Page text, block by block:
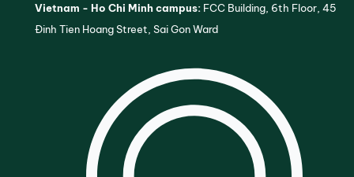
Vietnam - Ho Chi Minh campus:FCC Building, 6th Floor, 45
Đinh Tien Hoang Street, Sai Gon Ward